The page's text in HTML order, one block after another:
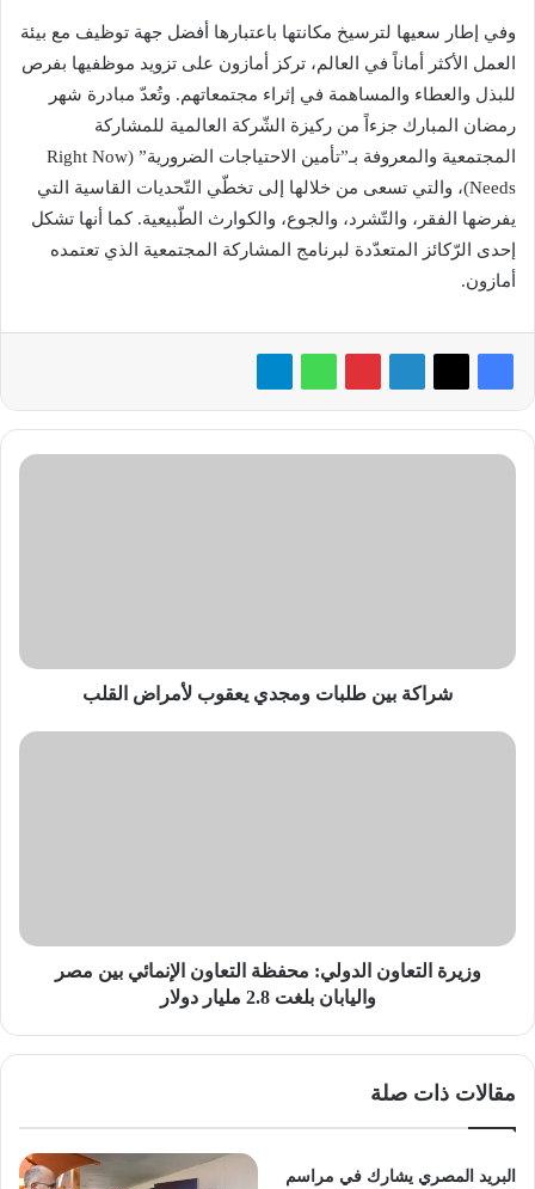
وفي إطار سعيها لترسيخ مكانتها باعتبارها أفضل جهة توظيف مع بيئة
العمل الأكثر أماناً في العالم، تركز أمازون على تزويد موظفيها بفرص
للبذل والعطاء والمساهمة في إثراء مجتمعاتهم. وتُعدّ مبادرة شهر
رمضان المبارك جزءاً من ركيزة الشّركة العالمية للمشاركة
المجتمعية والمعروفة بـ”تأمين الاحتياجات الضرورية” (Right Now
Needs)، والتي تسعى من خلالها إلى تخطّي التّحديات القاسية التي
يفرضها الفقر، والتّشرد، والجوع، والكوارث الطّبيعية. كما أنها تشكل
إحدى الرّكائز المتعدّدة لبرنامج المشاركة المجتمعية الذي تعتمده
أمازون.
شراكة
شراكة بين طلبات ومجدي يعقوب لأمراض القلب
وزيرة
واليابان
وزيرة التعاون الدولي: محفظة التعاون الإنمائي بين مصر
واليابان بلغت 2.8 مليار دولار
مقالات ذات صلة
البريد المصري يشارك في مراسم